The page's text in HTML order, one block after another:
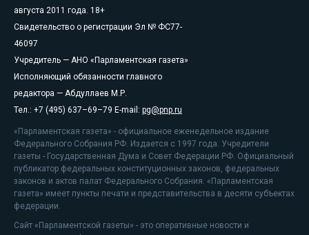
августа 2011 года. 18+
Свидетельство о регистрации Эл № ФС77-
46097
Учредитель — АНО «Парламентская газета»
Исполняющий обязанности главного
редактора — Абдуллаев М.Р.
Тел.: +7 (495) 637–69–79 E-mail: pg@pnp.ru
«Парламентская газета» - официальное еженедельное издание
Федерального Собрания РФ. Издается с 1997 года. Учредители
газеты - Государственная Дума и Совет Федерации РФ. Официальный
публикатор федеральных конституционных законов, федеральных
законов и актов палат Федерального Собрания. «Парламентская
газета» имеет пункты печати и представительства в десяти субъектах
федерации.
Сайт «Парламентской газеты» - это оперативные новости и